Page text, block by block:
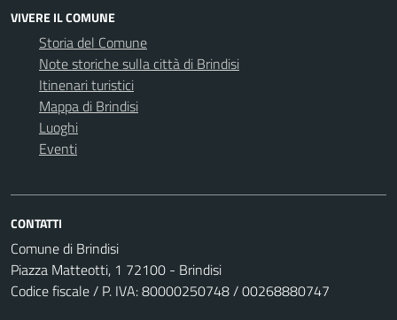
VIVERE IL COMUNE
Storia del Comune
Note storiche sulla città di Brindisi
Itinenari turistici
Mappa di Brindisi
Luoghi
Eventi
CONTATTI
Comune di Brindisi
Piazza Matteotti, 1 72100 - Brindisi
Codice fiscale / P. IVA: 80000250748 / 00268880747